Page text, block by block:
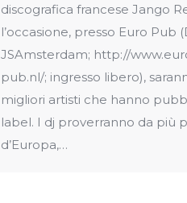
discografica francese Jango
l’occasione, presso Euro Pub
JSAmsterdam; http://
pub.nl/; ingresso libero),
migliori artisti che hanno
label. I dj proverranno da più
d’Europa,…